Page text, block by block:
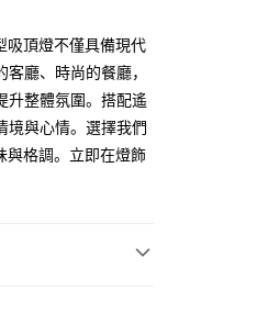
地址。
APP會員則會收到
費通知簡訊或AFTEE
AFTEE 會員者方能
天數，但無法保證一
時間較長者)。因此無論
吸頂燈不僅具備現代
廳、時尚的餐廳，
升整體氛圍。搭配遙
境與心情。選擇我們
與格調。立即在燈飾